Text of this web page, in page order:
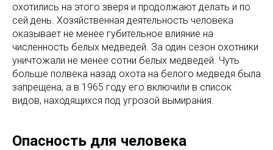
охотились на этого зверя и продолжают делать и по
сей день. Хозяйственная деятельность человека
оказывает не менее губительное влияние на
численность белых медведей. За один сезон охотники
уничтожали не менее сотни белых медведей. Чуть
больше полвека назад охота на белого медведя была
запрещена, а в 1965 году его включили в список
видов, находящихся под угрозой вымирания.
Опасность для человека